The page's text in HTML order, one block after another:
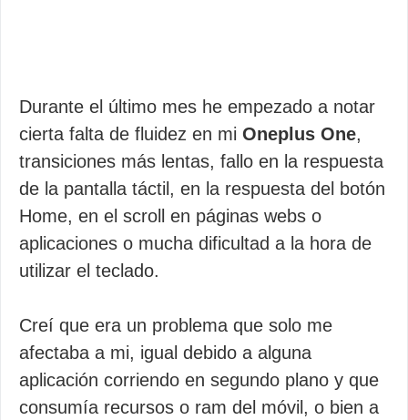
Durante el último mes he empezado a notar
cierta falta de fluidez en mi Oneplus One,
transiciones más lentas, fallo en la respuesta
de la pantalla táctil, en la respuesta del botón
Home, en el scroll en páginas webs o
aplicaciones o mucha dificultad a la hora de
utilizar el teclado.
Creí que era un problema que solo me
afectaba a mi, igual debido a alguna
aplicación corriendo en segundo plano y que
consumía recursos o ram del móvil, o bien a